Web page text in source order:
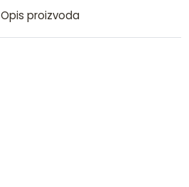
Opis proizvoda